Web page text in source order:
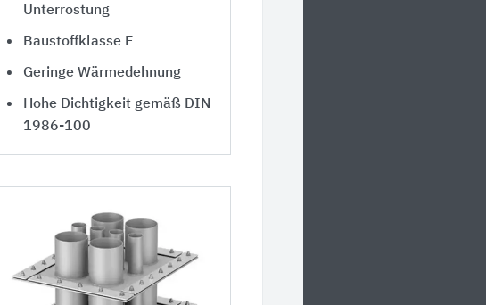
Unterrostung
Baustoffklasse E
Geringe Wärmedehnung
Hohe Dichtigkeit gemäß DIN
1986-100